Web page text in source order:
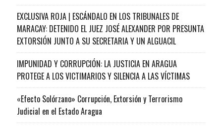
EXCLUSIVA ROJA | ESCÁNDALO EN LOS TRIBUNALES DE
MARACAY: DETENIDO EL JUEZ JOSÉ ALEXANDER POR PRESUNTA
EXTORSIÓN JUNTO A SU SECRETARIA Y UN ALGUACIL
IMPUNIDAD Y CORRUPCIÓN: LA JUSTICIA EN ARAGUA
PROTEGE A LOS VICTIMARIOS Y SILENCIA A LAS VÍCTIMAS
«Efecto Solórzano» Corrupción, Extorsión y Terrorismo
Judicial en el Estado Aragua